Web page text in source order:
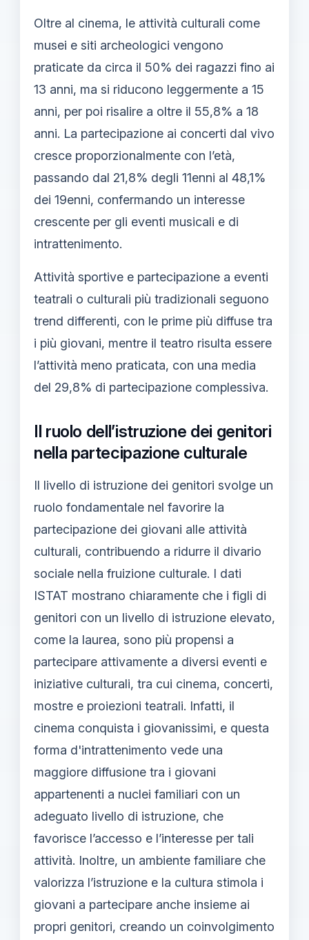
Oltre al cinema, le attività culturali come
musei e siti archeologici vengono
praticate da circa il 50% dei ragazzi fino ai
13 anni, ma si riducono leggermente a 15
anni, per poi risalire a oltre il 55,8% a 18
anni. La partecipazione ai concerti dal vivo
cresce proporzionalmente con l’età,
passando dal 21,8% degli 11enni al 48,1%
dei 19enni, confermando un interesse
crescente per gli eventi musicali e di
intrattenimento.
Attività sportive e partecipazione a eventi
teatrali o culturali più tradizionali seguono
trend differenti, con le prime più diffuse tra
i più giovani, mentre il teatro risulta essere
l’attività meno praticata, con una media
del 29,8% di partecipazione complessiva.
Il ruolo dell’istruzione dei genitori
nella partecipazione culturale
Il livello di istruzione dei genitori svolge un
ruolo fondamentale nel favorire la
partecipazione dei giovani alle attività
culturali, contribuendo a ridurre il divario
sociale nella fruizione culturale. I dati
ISTAT mostrano chiaramente che i figli di
genitori con un livello di istruzione elevato,
come la laurea, sono più propensi a
partecipare attivamente a diversi eventi e
iniziative culturali, tra cui cinema, concerti,
mostre e proiezioni teatrali. Infatti, il
cinema conquista i giovanissimi, e questa
forma d'intrattenimento vede una
maggiore diffusione tra i giovani
appartenenti a nuclei familiari con un
adeguato livello di istruzione, che
favorisce l’accesso e l’interesse per tali
attività. Inoltre, un ambiente familiare che
valorizza l’istruzione e la cultura stimola i
giovani a partecipare anche insieme ai
propri genitori, creando un coinvolgimento